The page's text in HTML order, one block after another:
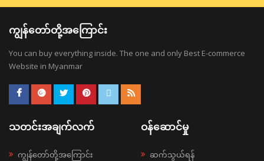
ကျွန်တော်တို့အကြောင်း
You can buy everything inside. The one and only Best E-commerce
Website in Myanmar
သတင်းအချက်လက်
ကျွန်တော်တို့အကြောင်း
ဝန်ဆောင်မှု
ဆက်သွယ်ရန်